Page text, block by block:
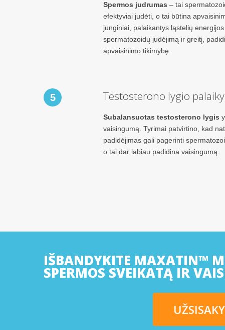
Spermos judrumas – tai
efektyviai judėti, o tai būtina
junginiai, palaikantys ląstelių
spermatozoidų judėjimą ir greitį,
apvaisinimo tikimybę.
5 Testosterono lygio
Subalansuotas testosterono lygis
vaisingumą. Tyrimai patvirtino, kad
padidėjimas gali pagerinti
o tai dar labiau padidina vaisingumą.
IŠBANDYKITE MAXATIN™
SPERMOS SVEIKATĄ IR